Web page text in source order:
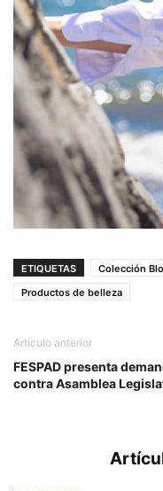
ETIQUETAS Colección
Productos de belleza
Artículo anterior
FESPAD presenta
contra Asamblea